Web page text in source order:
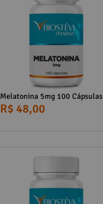
Melatonina 5mg 100 Cápsulas
R$ 48,00